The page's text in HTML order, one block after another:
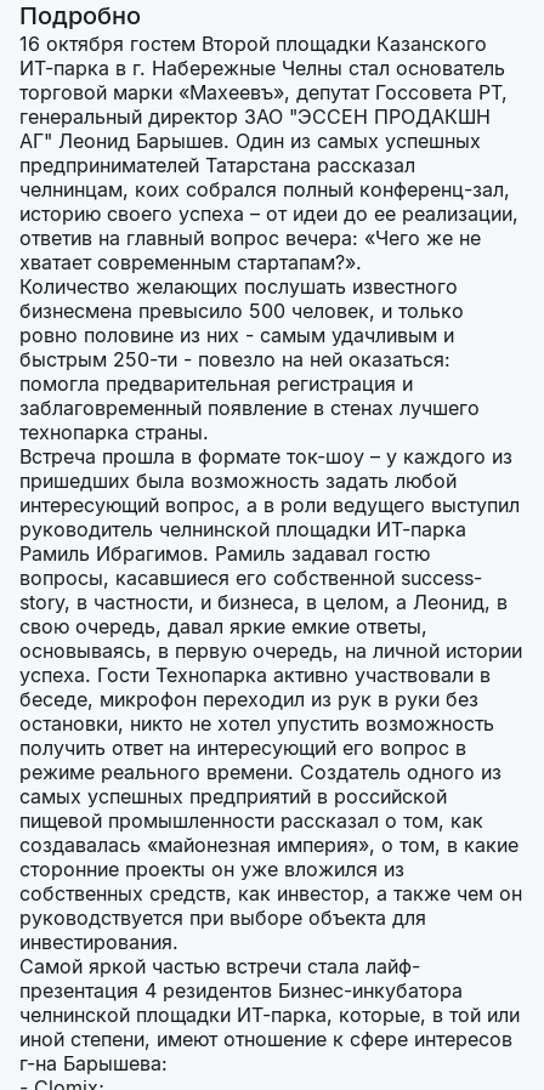
Подробно
16 октября гостем Второй площадки Казанского
ИТ-парка в г. Набережные Челны стал основатель
торговой марки «Махеевъ», депутат Госсовета РТ,
генеральный директор ЗАО "ЭССЕН ПРОДАКШН
АГ" Леонид Барышев. Один из самых успешных
предпринимателей Татарстана рассказал
челнинцам, коих собрался полный конференц-зал,
историю своего успеха – от идеи до ее реализации,
ответив на главный вопрос вечера: «Чего же не
хватает современным стартапам?».
Количество желающих послушать известного
бизнесмена превысило 500 человек, и только
ровно половине из них - самым удачливым и
быстрым 250-ти - повезло на ней оказаться:
помогла предварительная регистрация и
заблаговременный появление в стенах лучшего
технопарка страны.
Встреча прошла в формате ток-шоу – у каждого из
пришедших была возможность задать любой
интересующий вопрос, а в роли ведущего выступил
руководитель челнинской площадки ИТ-парка
Рамиль Ибрагимов. Рамиль задавал гостю
вопросы, касавшиеся его собственной success-
story, в частности, и бизнеса, в целом, а Леонид, в
свою очередь, давал яркие емкие ответы,
основываясь, в первую очередь, на личной истории
успеха. Гости Технопарка активно участвовали в
беседе, микрофон переходил из рук в руки без
остановки, никто не хотел упустить возможность
получить ответ на интересующий его вопрос в
режиме реального времени. Создатель одного из
самых успешных предприятий в российской
пищевой промышленности рассказал о том, как
создавалась «майонезная империя», о том, в какие
сторонние проекты он уже вложился из
собственных средств, как инвестор, а также чем он
руководствуется при выборе объекта для
инвестирования.
Самой яркой частью встречи стала лайф-
презентация 4 резидентов Бизнес-инкубатора
челнинской площадки ИТ-парка, которые, в той или
иной степени, имеют отношение к сфере интересов
г-на Барышева: